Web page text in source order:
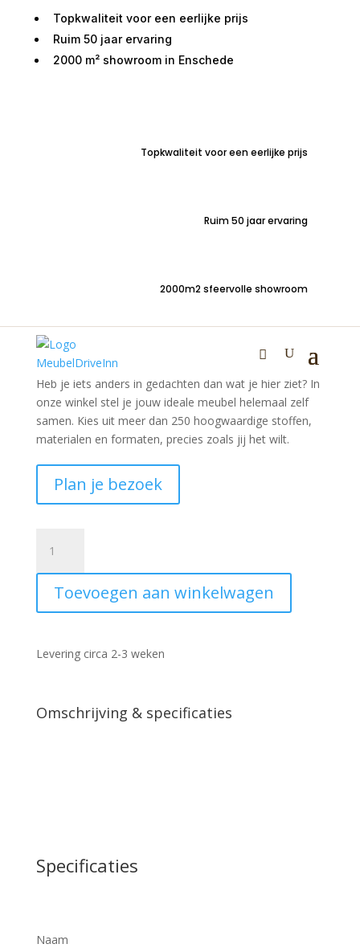
Topkwaliteit voor een eerlijke prijs
Ruim 50 jaar ervaring
2000 m² showroom in Enschede
Topkwaliteit voor een eerlijke prijs
Ruim 50 jaar ervaring
2000m2 sfeervolle showroom
Jouw meubel, jouw stijl
Heb je iets anders in gedachten dan wat je hier ziet? In
onze winkel stel je jouw ideale meubel helemaal zelf
samen. Kies uit meer dan 250 hoogwaardige stoffen,
materialen en formaten, precies zoals jij het wilt.
Plan je bezoek
met
armleuning
Rocca
cognac
Toevoegen aan winkelwagen
Levering circa 2-3 weken
Omschrijving & specificaties
Specificaties
Naam